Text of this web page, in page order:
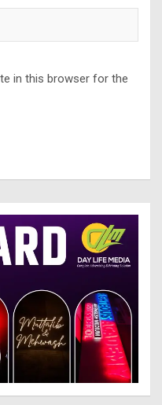
in this browser for the